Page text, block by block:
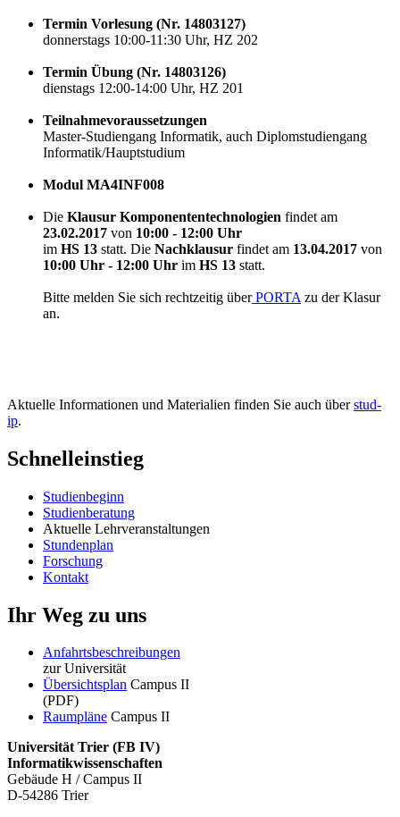
Termin Vorlesung (Nr. 14803127)
donnerstags 10:00-11:30 Uhr, HZ 202
Termin Übung (Nr. 14803126)
dienstags 12:00-14:00 Uhr, HZ 201
Teilnahmevoraussetzungen
Master-Studiengang Informatik, auch Diplomstudiengang
Informatik/Hauptstudium
Modul MA4INF008
Die Klausur Komponententechnologien findet am
23.02.2017 von 10:00 - 12:00 Uhr
im HS 13 statt. Die Nachklausur findet am 13.04.2017 von
10:00 Uhr - 12:00 Uhr im HS 13 statt.
Bitte melden Sie sich rechtzeitig überPORTA zu der Klasur
an.
Aktuelle Informationen und Materialien finden Sie auch überstud-
ip.
Schnelleinstieg
Studienbeginn
Studienberatung
Aktuelle Lehrveranstaltungen
Stundenplan
Forschung
Kontakt
Ihr Weg zu uns
Anfahrtsbeschreibungen
zur Universität
Übersichtsplan Campus II
(PDF)
Raumpläne Campus II
Universität Trier (FB IV)
Informatikwissenschaften
Gebäude H / Campus II
D-54286 Trier